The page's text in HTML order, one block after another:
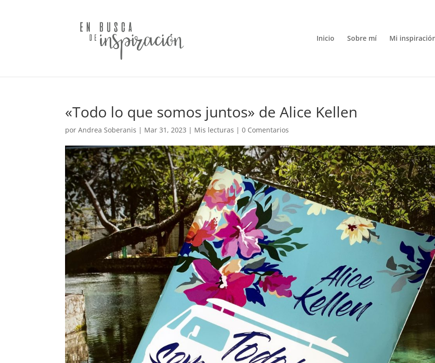
Inicio Sobre mí Mi
«Todo lo que somos juntos» de Alice Kellen
porAndrea Soberanis | Mar 31, 2023 | Mis lecturas |0 Comentarios